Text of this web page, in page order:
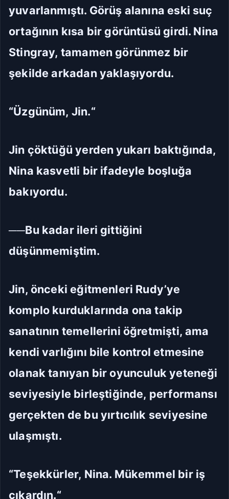
yuvarlanmıştı. Görüş alanına eski suç
ortağının kısa bir görüntüsü girdi. Nina
Stingray, tamamen görünmez bir
şekilde arkadan yaklaşıyordu.
“Üzgünüm, Jin.“
Jin çöktüğü yerden yukarı baktığında,
Nina kasvetli bir ifadeyle boşluğa
bakıyordu.
──Bu kadar ileri gittiğini
düşünmemiştim.
Jin, önceki eğitmenleri Rudy’ye
komplo kurduklarında ona takip
sanatının temellerini öğretmişti, ama
kendi varlığını bile kontrol etmesine
olanak tanıyan bir oyunculuk yeteneği
seviyesiyle birleştiğinde, performansı
gerçekten de bu yırtıcılık seviyesine
ulaşmıştı.
“Teşekkürler, Nina. Mükemmel bir iş
çıkardın.“